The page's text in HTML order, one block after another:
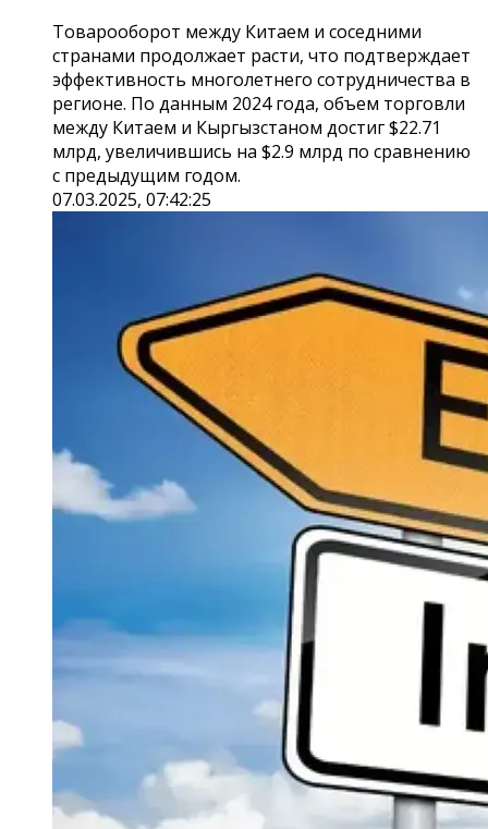
Товарооборот между Китаем и соседними
странами продолжает расти, что подтверждает
эффективность многолетнего сотрудничества в
регионе. По данным 2024 года, объем торговли
между Китаем и Кыргызстаном достиг $22.71
млрд, увеличившись на $2.9 млрд по сравнению
с предыдущим годом.
07.03.2025, 07:42:25